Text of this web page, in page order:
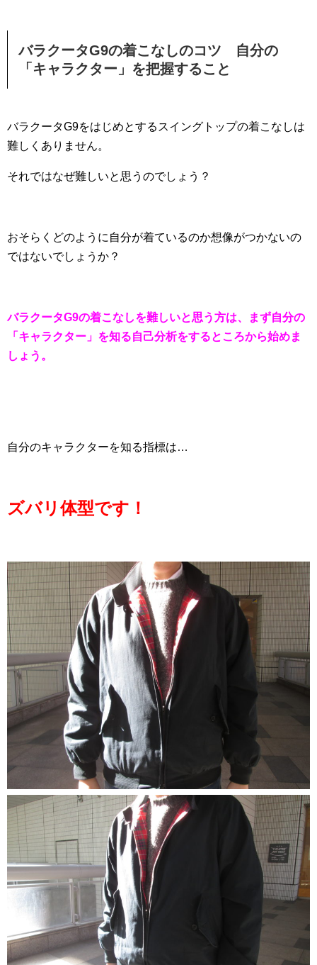
バラクータG9の着こなしのコツ 自分の
「キャラクター」を把握すること
バラクータG9をはじめとするスイングトップの着こなしは
難しくありません。
それではなぜ難しいと思うのでしょう？
おそらくどのように自分が着ているのか想像がつかないの
ではないでしょうか？
バラクータG9の着こなしを難しいと思う方は、まず自分の
「キャラクター」を知る自己分析をするところから始めま
しょう。
自分のキャラクターを知る指標は…
ズバリ体型です！